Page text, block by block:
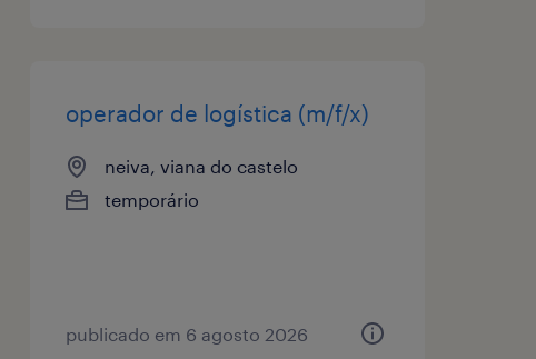
operador de logística (m/f/x)
neiva, viana do castelo
temporário
publicado em 6 agosto 2026